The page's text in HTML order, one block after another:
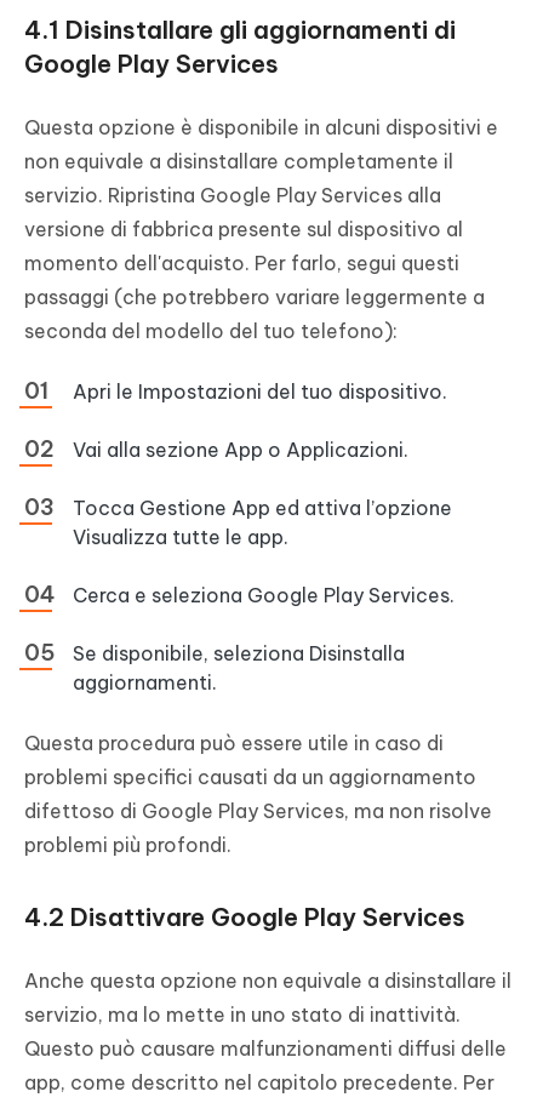
4.1 Disinstallare gli aggiornamenti di
Google Play Services
Questa opzione è disponibile in alcuni dispositivi e
non equivale a disinstallare completamente il
servizio. Ripristina Google Play Services alla
versione di fabbrica presente sul dispositivo al
momento dell'acquisto. Per farlo, segui questi
passaggi (che potrebbero variare leggermente a
seconda del modello del tuo telefono):
Apri le Impostazioni del tuo dispositivo.
Vai alla sezione App o Applicazioni.
Tocca Gestione App ed attiva l’opzione
Visualizza tutte le app.
Cerca e seleziona Google Play Services.
Se disponibile, seleziona Disinstalla
aggiornamenti.
Questa procedura può essere utile in caso di
problemi specifici causati da un aggiornamento
difettoso di Google Play Services, ma non risolve
problemi più profondi.
4.2 Disattivare Google Play Services
Anche questa opzione non equivale a disinstallare il
servizio, ma lo mette in uno stato di inattività.
Questo può causare malfunzionamenti diffusi delle
app, come descritto nel capitolo precedente. Per